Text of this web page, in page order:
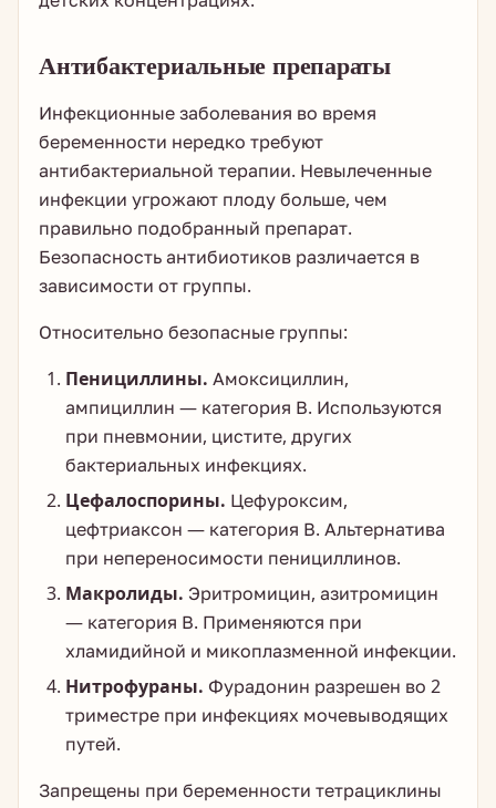
Антибактериальные препараты
Инфекционные заболевания во время
беременности нередко требуют
антибактериальной терапии. Невылеченные
инфекции угрожают плоду больше, чем
правильно подобранный препарат.
Безопасность антибиотиков различается в
зависимости от группы.
Относительно безопасные группы:
Пенициллины. Амоксициллин,
ампициллин — категория В. Используются
при пневмонии, цистите, других
бактериальных инфекциях.
Цефалоспорины. Цефуроксим,
цефтриаксон — категория В. Альтернатива
при непереносимости пенициллинов.
Макролиды. Эритромицин, азитромицин
— категория В. Применяются при
хламидийной и микоплазменной инфекции.
Нитрофураны. Фурадонин разрешен во 2
триместре при инфекциях мочевыводящих
путей.
Запрещены при беременности тетрациклины